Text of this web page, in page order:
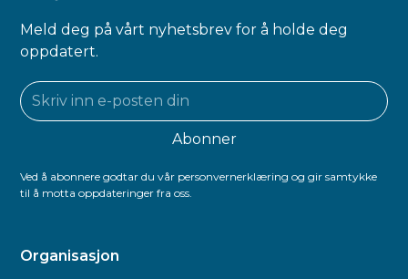
Meld deg på vårt nyhetsbrev for å holde deg
oppdatert.
Ved å abonnere godtar du vår personvernerklæring og gir samtykke
til å motta oppdateringer fra oss.
Organisasjon